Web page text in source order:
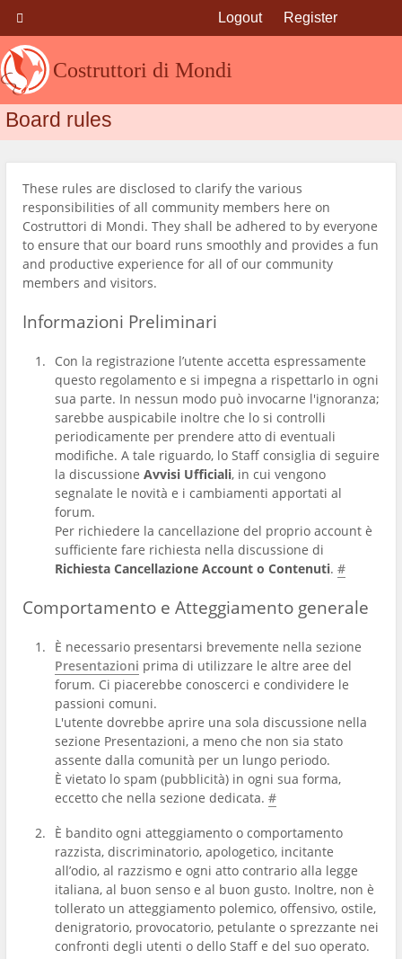
Costruttori di Mondi
Logout Register
Board rules
These rules are disclosed to clarify the various
responsibilities of all community members here on
Costruttori di Mondi. They shall be adhered to by everyone
to ensure that our board runs smoothly and provides a fun
and productive experience for all of our community
members and visitors.
Informazioni Preliminari
Con la registrazione l’utente accetta espressamente
questo regolamento e si impegna a rispettarlo in ogni
sua parte. In nessun modo può invocarne l'ignoranza;
sarebbe auspicabile inoltre che lo si controlli
periodicamente per prendere atto di eventuali
modifiche. A tale riguardo, lo Staff consiglia di seguire
la discussione Avvisi Ufficiali, in cui vengono
segnalate le novità e i cambiamenti apportati al
forum.
Per richiedere la cancellazione del proprio account è
sufficiente fare richiesta nella discussione di
Richiesta Cancellazione Account o Contenuti. #
Comportamento e Atteggiamento generale
È necessario presentarsi brevemente nella sezione
Presentazioni prima di utilizzare le altre aree del
forum. Ci piacerebbe conoscerci e condividere le
passioni comuni.
L'utente dovrebbe aprire una sola discussione nella
sezione Presentazioni, a meno che non sia stato
assente dalla comunità per un lungo periodo.
È vietato lo spam (pubblicità) in ogni sua forma,
eccetto che nella sezione dedicata. #
È bandito ogni atteggiamento o comportamento
razzista, discriminatorio, apologetico, incitante
all’odio, al razzismo e ogni atto contrario alla legge
italiana, al buon senso e al buon gusto. Inoltre, non è
tollerato un atteggiamento polemico, offensivo, ostile,
denigratorio, provocatorio, petulante o sprezzante nei
confronti degli utenti o dello Staff e del suo operato.